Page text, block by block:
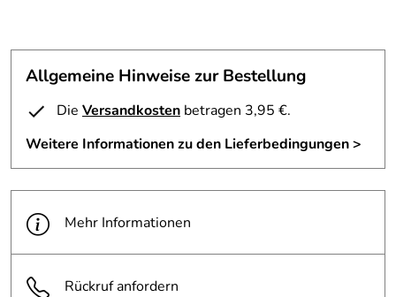
Allgemeine Hinweise zur Bestellung
Die Versandkosten betragen 3,95 €.
Weitere Informationen zu den Lieferbedingungen >
Mehr Informationen
Rückruf anfordern